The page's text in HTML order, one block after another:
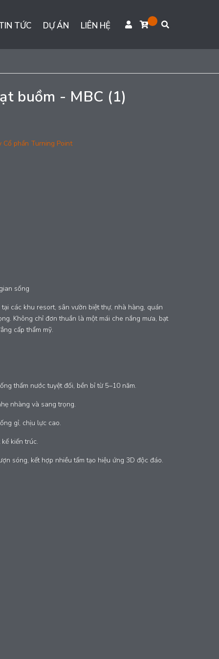
TỨC DỰ ÁN LIÊN HỆ
buồm - MBC (1)
Cổ phần Turning Point
sống
các khu resort, sân vườn biệt thự, nhà hàng, quán
Không chỉ đơn thuần là một mái che nắng mưa, bạt
cấp thẩm mỹ.
thấm nước tuyệt đối, bền bỉ từ 5–10 năm.
nhàng và sang trọng.
gỉ, chịu lực cao.
kiến trúc.
sóng, kết hợp nhiều tấm tạo hiệu ứng 3D độc đáo.